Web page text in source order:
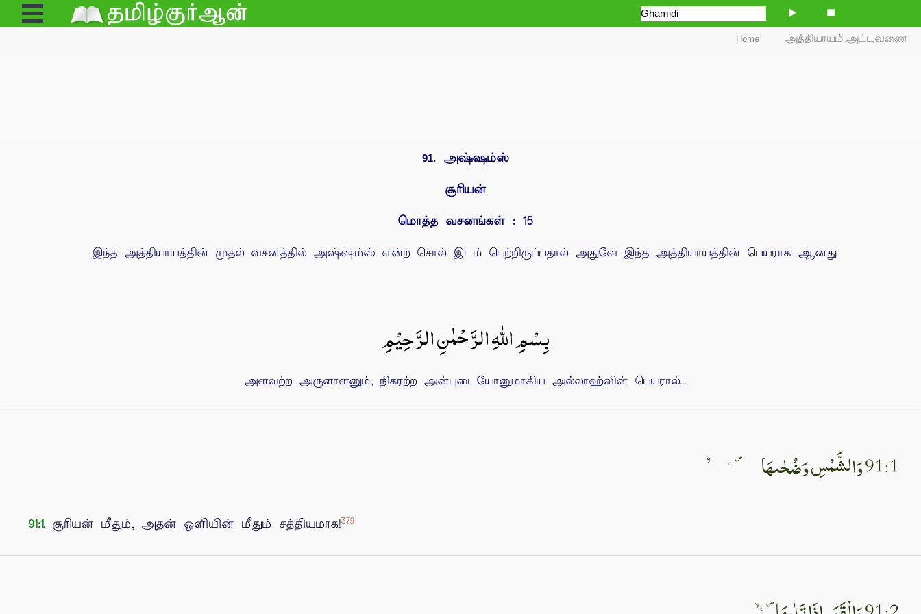
Open
Menu
Home அத்தியாயம் அட்டவணை
91. அஷ்ஷம்ஸ்
சூரியன்
மொத்த வசனங்கள் : 15
இந்த அத்தியாயத்தின் முதல் வசனத்தில் அஷ்ஷம்ஸ் என்ற சொல் இடம் பெற்றிருப்பதால் அதுவே இந்த அத்தியாயத்தின் பெயராக ஆனது.
بِسْمِ اللهِ الرَّحْمٰنِ الرَّحِيْمِ
அளவற்ற அருளாளனும், நிகரற்ற அன்புடையோனுமாகிய அல்லாஹ்வின் பெயரால்...
91:1 وَالشَّمْسِ وَضُحٰٮهَا  ۙ‏
91:1. சூரியன் மீதும், அதன் ஒளியின் மீதும் சத்தியமாக!379